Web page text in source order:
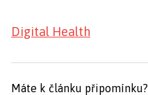
Digital Health
Máte k článku připomínku?